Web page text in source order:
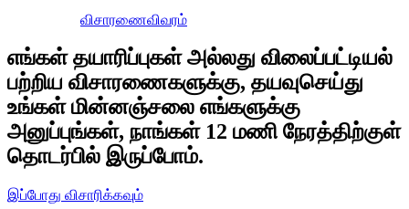
விசாரணைவிவரம்
எங்கள் தயாரிப்புகள் அல்லது விலைப்பட்டியல்
பற்றிய விசாரணைகளுக்கு, தயவுசெய்து
உங்கள் மின்னஞ்சலை எங்களுக்கு
அனுப்புங்கள், நாங்கள் 12 மணி நேரத்திற்குள்
தொடர்பில் இருப்போம்.
இப்போது விசாரிக்கவும்